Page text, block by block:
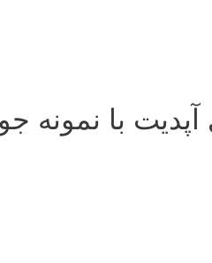
آپدیت با نمونه